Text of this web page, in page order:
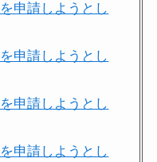
申請しようとし
申請しようとし
申請しようとし
申請しようとし